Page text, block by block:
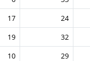
17 24
19 32
10 29